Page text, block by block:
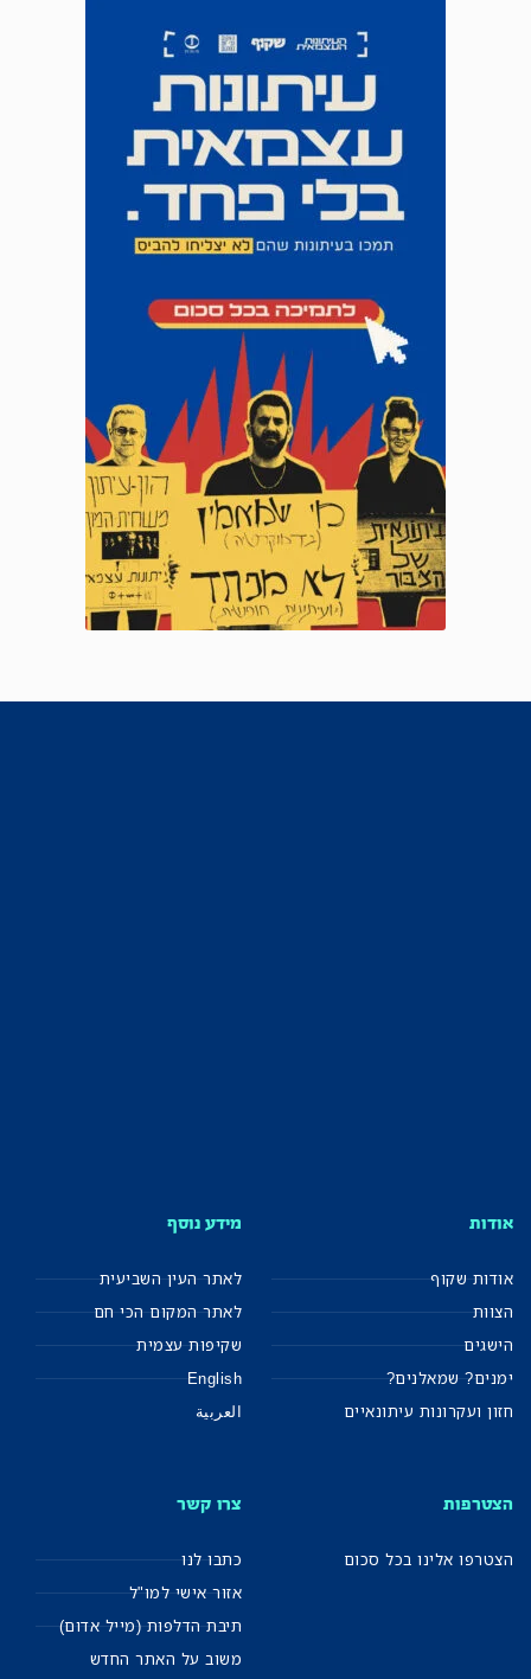
אודות
אודות שקוף
הצוות
הישגים
ימנים? שמאלנים?
חזון ועקרונות עיתונאיים
מידע נוסף
לאתר העין השביעית
לאתר המקום הכי חם
שקיפות עצמית
English
العربية
הצטרפות
הצטרפו אלינו בכל סכום
צרו קשר
כתבו לנו
אזור אישי למו"ל
תיבת הדלפות (מייל אדום)
משוב על האתר החדש